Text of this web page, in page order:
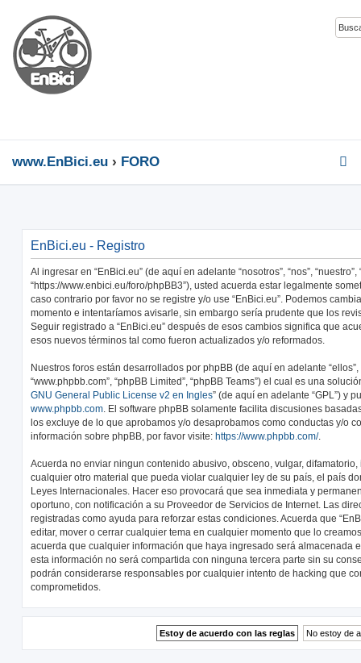
www.EnBici.eu FORO
EnBici.eu - Registro
Al ingresar en “EnBici.eu” (de aquí en adelante “nosotros”, “nos”, “nuestro”,
“https://www.enbici.eu/foro/phpBB3”), usted acuerda estar legalmente
caso contrario por favor no se registre y/o use “EnBici.eu”. Podemos
momento e intentaríamos avisarle, sin embargo sería prudente que los
Seguir registrado a “EnBici.eu” después de esos cambios significa que
esos nuevos términos tal como fueron actualizados y/o reformados.
Nuestros foros están desarrollados por phpBB (de aquí en adelante “ellos”,
“www.phpbb.com”, “phpBB Limited”, “phpBB Teams”) el cual es una
GNU General Public License v2 en Ingles” (de aquí en adelante “GPL”) y
www.phpbb.com . El software phpBB solamente facilita discusiones
los excluye de lo que aprobamos y/o desaprobamos como conductas y/o
información sobre phpBB, por favor visite: https://www.phpbb.com/.
Acuerda no enviar ningun contenido abusivo, obsceno, vulgar,
cualquier otro material que pueda violar cualquier ley de su país, el país
Leyes Internacionales. Hacer eso provocará que sea inmediata y
oportuno, con notificación a su Proveedor de Servicios de Internet. Las
registradas como ayuda para reforzar estas condiciones. Acuerda que
editar, mover o cerrar cualquier tema en cualquier momento que lo
acuerda que cualquier información que haya ingresado será almacenada
esta información no será compartida con ninguna tercera parte sin su
podrán considerarse responsables por cualquier intento de hacking que
comprometidos.